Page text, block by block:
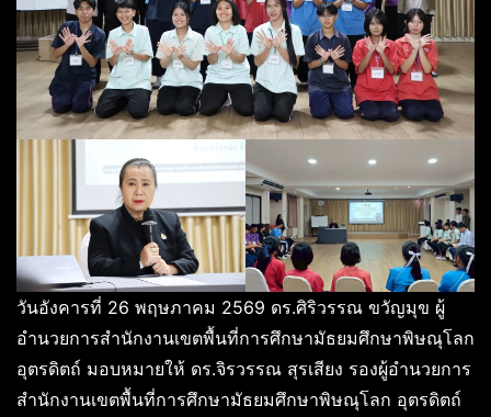
วันอังคารที่ 26 พฤษภาคม 2569 ดร.ศิริวรรณ ขวัญมุข ผู้
อำนวยการสำนักงานเขตพื้นที่การศึกษามัธยมศึกษาพิษณุโลก
อุตรดิตถ์ มอบหมายให้ ดร.จิรวรรณ สุรเสียง รองผู้อำนวยการ
สำนักงานเขตพื้นที่การศึกษามัธยมศึกษาพิษณุโลก อุตรดิตถ์